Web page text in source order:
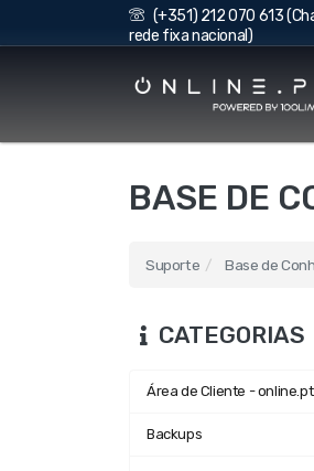
(+351) 212 070 613
rede fixa nacional)
BASE DE
Suporte Base de
CATEGORIAS
Área de Cliente - online.pt
Backups